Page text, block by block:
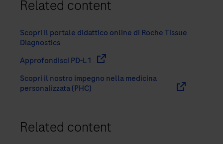
Related content
Scopri il portale didattico online di Roche Tissue
Diagnostics
Approfondisci PD-L1
Scopri il nostro impegno nella medicina
personalizzata (PHC)
Related content